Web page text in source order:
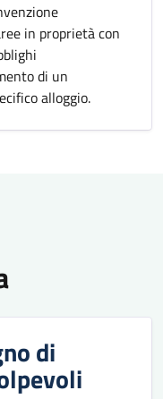
in proprietà con
di un
alloggio.
di